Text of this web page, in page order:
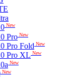
New
Pro New
Pro Fold New
Pro XL New
New
New